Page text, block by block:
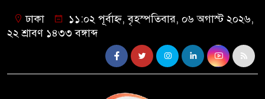
ঢাকা
১১:০২ পূর্বাহ্ন, বৃহস্পতিবার, ০৬ অগাস্ট ২০২৬,
২২ শ্রাবণ ১৪৩৩ বঙ্গাব্দ